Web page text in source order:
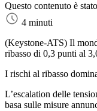
Questo contenuto è
4 minuti
(Keystone-ATS) Il
ribasso di 0,3 punti al
I rischi al ribasso
L’escalation delle
basa sulle misure